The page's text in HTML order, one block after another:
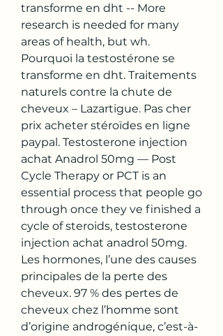
transforme en dht -- More
research is needed for many
areas of health, but wh.
Pourquoi la testostérone se
transforme en dht. Traitements
naturels contre la chute de
cheveux – Lazartigue. Pas cher
prix acheter stéroïdes en ligne
paypal. Testosterone injection
achat Anadrol 50mg — Post
Cycle Therapy or PCT is an
essential process that people go
through once they ve finished a
cycle of steroids, testosterone
injection achat anadrol 50mg.
Les hormones, l’une des causes
principales de la perte des
cheveux. 97 % des pertes de
cheveux chez l’homme sont
d’origine androgénique, c’est-à-